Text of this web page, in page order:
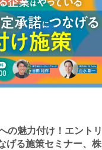
の魅力付け！エントリ
げる施策セミナー、株